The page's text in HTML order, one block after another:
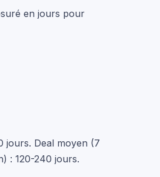
en jours pour
jours. Deal moyen (7
: 120-240 jours.